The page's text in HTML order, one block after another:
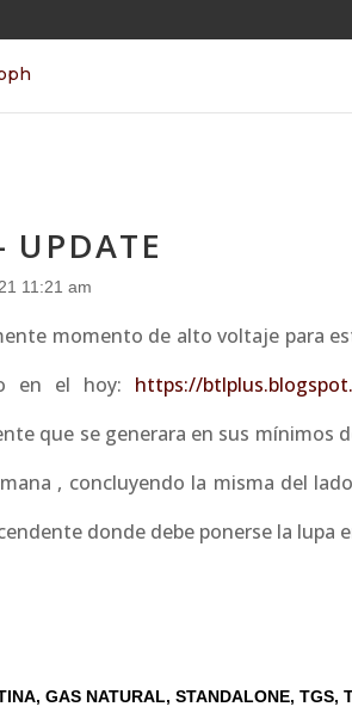
UPDATE
11:21 am
momento de alto voltaje para
en el hoy: https://
que se generara en sus
, concluyendo la misma del
donde debe ponerse la lupa
GAS NATURAL STANDALONE TGS